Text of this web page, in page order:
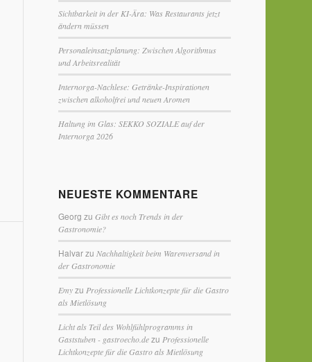
Sichtbarkeit in der KI-Ära: Was Restaurants jetzt
ändern müssen
Personaleinsatzplanung: Zwischen Algorithmus
und Arbeitsrealität
Internorga-Nachlese: Getränke-Inspirationen
zwischen alkoholfrei und neuen Aromen
Haltung im Glas: SEKKO SOZIALE auf der
Internorga 2026
NEUESTE KOMMENTARE
Georg zuGibt es noch Trends in der
Gastronomie?
Halvarzu Nachhaltigkeit beim Warenversand in
der Gastronomie
Emyzu Professionelle Lichtkonzepte für die Gastro
als Mietlösung
Licht als Teil des Wohlfühlprogramms in
Gaststuben - gastroecho.dezu Professionelle
Lichtkonzepte für die Gastro als Mietlösung